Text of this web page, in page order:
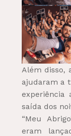
Além disso,
ajudaram a
experiência
saída dos
“Meu
eram